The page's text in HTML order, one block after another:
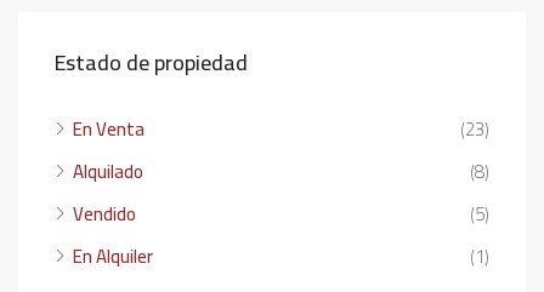
Estado de propiedad
En Venta
(23)
Alquilado
(8)
Vendido
(5)
En Alquiler
(1)